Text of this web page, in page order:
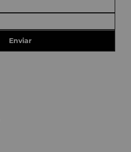
Enviar